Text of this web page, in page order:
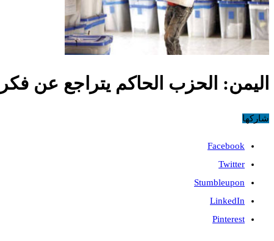
اليمن: الحزب الحاكم يتراجع عن
شاركها
Facebook
Twitter
Stumbleupon
LinkedIn
Pinterest